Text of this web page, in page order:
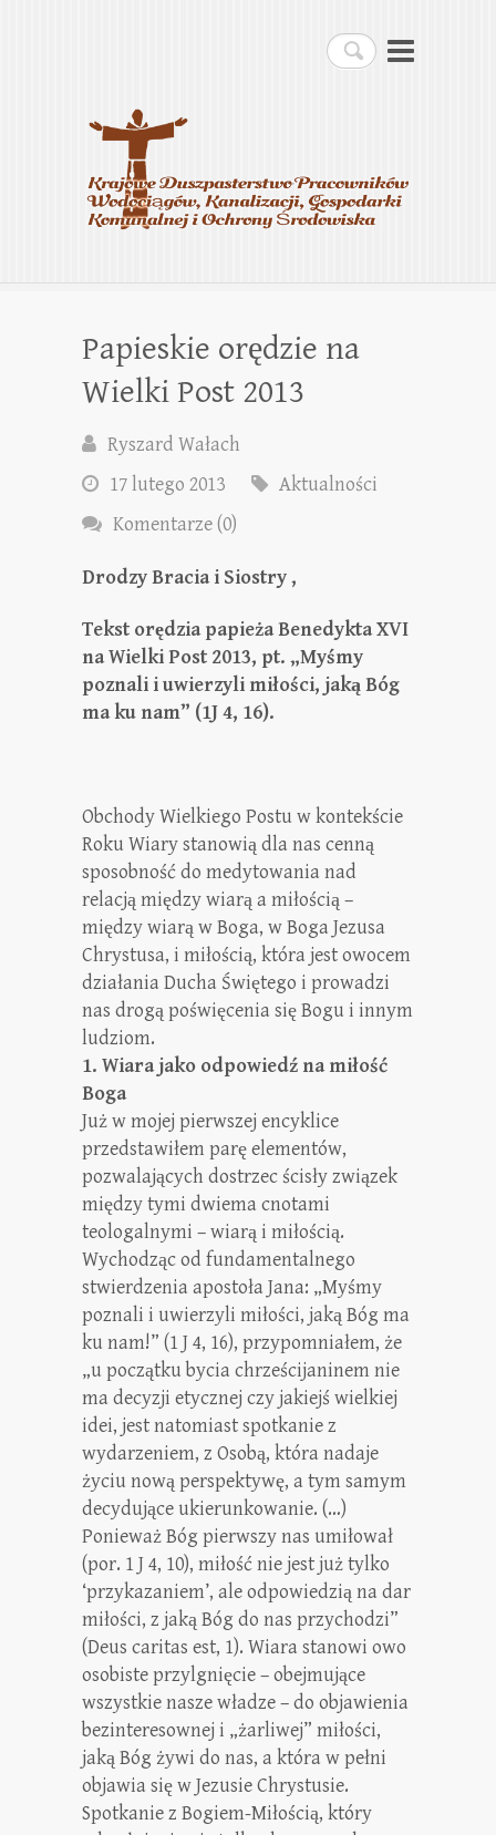
Szukaj
Krajowe Duszpasterstwo
Pracowników
Wodociągów, Kanalizacji,
Gospodarki Komunalnej i
Ochrony Środowiska
Papieskie orędzie na
Wielki Post 2013
Ryszard Wałach
17 lutego 2013
Aktualności
Komentarze (0)
Drodzy Bracia i Siostry ,
Tekst orędzia papieża Benedykta XVI
na Wielki Post 2013, pt. „Myśmy
poznali i uwierzyli miłości, jaką Bóg
ma ku nam” (1J 4, 16).
Obchody Wielkiego Postu w kontekście
Roku Wiary stanowią dla nas cenną
sposobność do medytowania nad
relacją między wiarą a miłością –
między wiarą w Boga, w Boga Jezusa
Chrystusa, i miłością, która jest owocem
działania Ducha Świętego i prowadzi
nas drogą poświęcenia się Bogu i innym
ludziom.
1. Wiara jako odpowiedź na miłość
Boga
Już w mojej pierwszej encyklice
przedstawiłem parę elementów,
pozwalających dostrzec ścisły związek
między tymi dwiema cnotami
teologalnymi – wiarą i miłością.
Wychodząc od fundamentalnego
stwierdzenia apostoła Jana: „Myśmy
poznali i uwierzyli miłości, jaką Bóg ma
ku nam!” (1 J 4, 16), przypomniałem, że
„u początku bycia chrześcijaninem nie
ma decyzji etycznej czy jakiejś wielkiej
idei, jest natomiast spotkanie z
wydarzeniem, z Osobą, która nadaje
życiu nową perspektywę, a tym samym
decydujące ukierunkowanie. (…)
Ponieważ Bóg pierwszy nas umiłował
(por. 1 J 4, 10), miłość nie jest już tylko
‘przykazaniem’, ale odpowiedzią na dar
miłości, z jaką Bóg do nas przychodzi”
(Deus caritas est, 1). Wiara stanowi owo
osobiste przylgnięcie – obejmujące
wszystkie nasze władze – do objawienia
bezinteresownej i „żarliwej” miłości,
jaką Bóg żywi do nas, a która w pełni
objawia się w Jezusie Chrystusie.
Spotkanie z Bogiem-Miłością, który